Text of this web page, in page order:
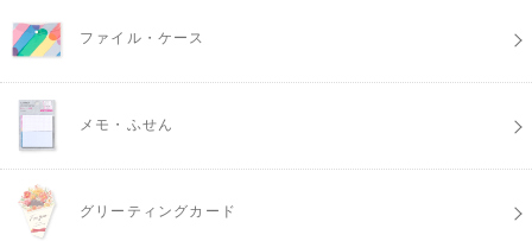
ファイル・ケース
メモ・ふせん
グリーティングカード